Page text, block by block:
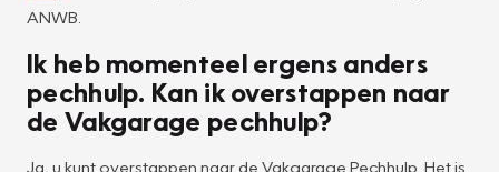
ANWB.
Ik heb momenteel ergens anders
pechhulp. Kan ik overstappen naar
de Vakgarage pechhulp?
Ja, u kunt overstappen naar de Vakgarage Pechhulp. Het is